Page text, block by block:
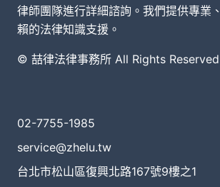
律師團隊進行詳細諮詢。我們提供專業
賴的法律知識支援。
© 喆律法律事務所 All Rights
02-7755-1985
service@zhelu.tw
台北市松山區復興北路167號9樓之1